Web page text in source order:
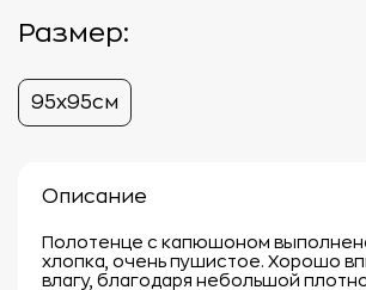
Размер:
95х95см
Описание
Полотенце с капюшоном
хлопка, очень пушистое. Хорошо
влагу, благодаря небольшой